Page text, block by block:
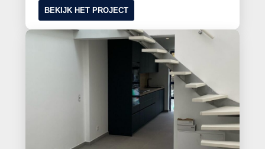
BEKIJK HET PROJECT